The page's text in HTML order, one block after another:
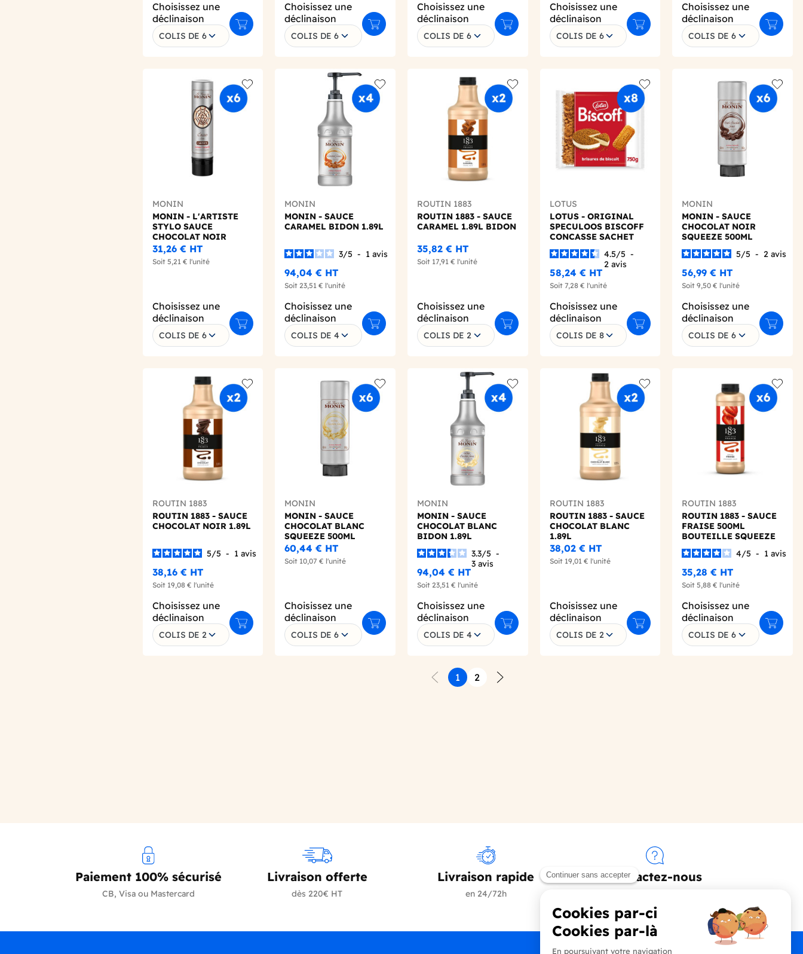
Choisissez une
déclinaison
COLIS DE 6
Ajouter au panier
Choisissez une
déclinaison
COLIS DE 6
Ajouter au panier
Choisissez une
déclinaison
COLIS DE 6
Ajouter au panier
Choisissez une
déclinaison
COLIS DE 6
Ajouter au panier
Choisissez une
déclinaison
COLIS DE 6
Ajouter
Add to wishlist
MONIN
MONIN - L'ARTISTE
STYLO SAUCE
CHOCOLAT NOIR
150ML
31,26 € HT
Soit 5,21 € l'unité
Choisissez une
déclinaison
COLIS DE 6
Ajouter au panier
Add to wishlist
MONIN
MONIN - SAUCE
CARAMEL BIDON 1.89L
3/5 - 1avis
94,04 € HT
Soit23,51 € l'unité
Choisissez une
déclinaison
COLIS DE 4
Ajouter au panier
Add to wishlist
ROUTIN 1883
ROUTIN 1883 - SAUCE
CARAMEL 1.89L BIDON
35,82 € HT
Soit 17,91 € l'unité
Choisissez une
déclinaison
COLIS DE 2
Ajouter au panier
Add to wishlist
LOTUS
LOTUS - ORIGINAL
SPECULOOS BISCOFF
CONCASSE SACHET
750G
4.5/5 -
2 avis
58,24 € HT
Soit 7,28 € l'unité
Choisissez une
déclinaison
COLIS DE 8
Ajouter au panier
Add
MONIN
MONIN - SAUCE
CHOCOLAT NOIR
SQUEEZE 500ML
5/5 - 2avis
56,99 € HT
Soit9,50 € l'unité
Choisissez une
déclinaison
COLIS DE 6
Ajouter
Add to wishlist
ROUTIN 1883
ROUTIN 1883 - SAUCE
CHOCOLAT NOIR 1.89L
5/5 - 1 avis
38,16 € HT
Soit 19,08 € l'unité
Choisissez une
déclinaison
COLIS DE 2
Ajouter au panier
Add to wishlist
MONIN
MONIN - SAUCE
CHOCOLAT BLANC
SQUEEZE 500ML
60,44 € HT
Soit 10,07 € l'unité
Choisissez une
déclinaison
COLIS DE 6
Ajouter au panier
Add to wishlist
MONIN
MONIN - SAUCE
CHOCOLAT BLANC
BIDON 1.89L
3.3/5 -
3 avis
94,04 € HT
Soit 23,51 € l'unité
Choisissez une
déclinaison
COLIS DE 4
Ajouter au panier
Add to wishlist
ROUTIN 1883
ROUTIN 1883 - SAUCE
CHOCOLAT BLANC
1.89L
38,02 € HT
Soit 19,01 € l'unité
Choisissez une
déclinaison
COLIS DE 2
Ajouter au panier
Add
ROUTIN 1883
ROUTIN 1883 - SAUCE
FRAISE 500ML
BOUTEILLE SQUEEZE
4/5 - 1avis
35,28 € HT
Soit5,88 € l'unité
Choisissez une
déclinaison
COLIS DE 6
Ajouter
Précédent
1
2
Paiement 100% sécurisé
CB, Visa ou Mastercard
Livraison offerte
dès 220€ HT
Livraison rapide
en 24/72h
Contactez-nous